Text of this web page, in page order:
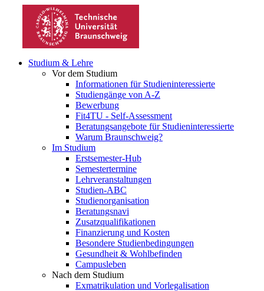
Studium & Lehre
Vor dem Studium
Informationen für Studieninteressierte
Studiengänge von A-Z
Bewerbung
Fit4TU - Self-Assessment
Beratungsangebote für Studieninteressierte
Warum Braunschweig?
Im Studium
Erstsemester-Hub
Semestertermine
Lehrveranstaltungen
Studien-ABC
Studienorganisation
Beratungsnavi
Zusatzqualifikationen
Finanzierung und Kosten
Besondere Studienbedingungen
Gesundheit & Wohlbefinden
Campusleben
Nach dem Studium
Exmatrikulation und Vorlegalisation